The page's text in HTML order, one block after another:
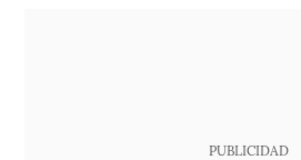
PUBLICIDAD